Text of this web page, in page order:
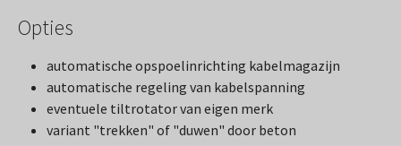
Opties
automatische opspoelinrichting kabelmagazijn
automatische regeling van kabelspanning
eventuele tiltrotator van eigen merk
variant "trekken" of "duwen" door beton